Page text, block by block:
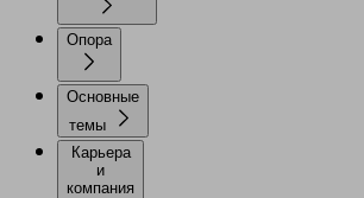
Опора
Основные
темы
Карьера
и
компания